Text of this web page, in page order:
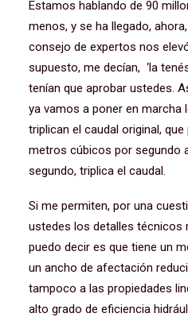
Estamos hablando de 90
menos, y se ha llegado,
consejo de expertos nos
supuesto, me decían, ‘la
tenían que aprobar ustedes.
ya vamos a poner en marcha
triplican el caudal original,
metros cúbicos por segundo
segundo, triplica el caudal.
Si me permiten, por una
ustedes los detalles técnicos
puedo decir es que tiene un
un ancho de afectación
tampoco a las propiedades
alto grado de eficiencia